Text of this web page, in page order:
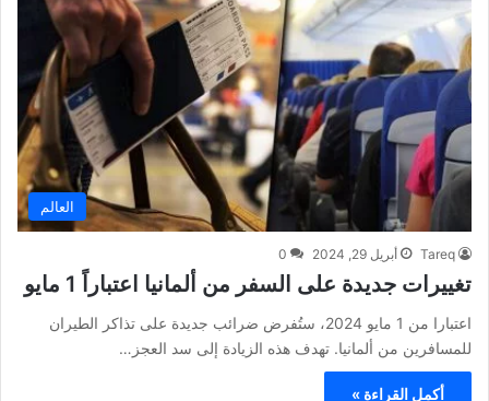
العالم
Tareq أبريل 29, 2024 0
تغييرات جديدة على السفر من ألمانيا اعتباراً 1 مايو
اعتبارا من 1 مايو 2024، ستُفرض ضرائب جديدة على تذاكر الطيران
للمسافرين من ألمانيا. تهدف هذه الزيادة إلى سد العجز…
أكمل القراءة »